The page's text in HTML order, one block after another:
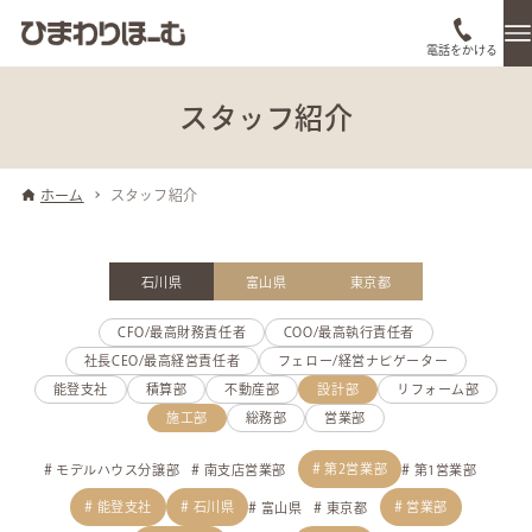
電話をかける
スタッフ紹介
ホーム スタッフ紹介
石川県 富山県 東京都
CFO/最高財務責任者 COO/最高執行責任者
社長CEO/最高経営責任者 フェロー/経営ナビゲーター
能登支社 積算部 不動産部 設計部 リフォーム部
施工部 総務部 営業部
モデルハウス分譲部 南支店営業部 第2営業部 第1営業部
能登支社 石川県 富山県 東京都 営業部